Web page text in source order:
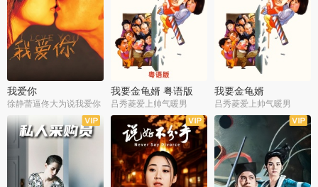
我爱你
徐静蕾逼佟大为说我爱你
我要金龟婿 粤语版
吕秀菱爱上帅气暖男
我要金龟婿
吕秀菱爱上帅气暖男